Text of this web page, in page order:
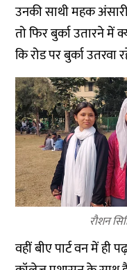
उनकी साथी महक
तो फिर बुर्का उतारने
कि रोड पर बुर्का
रौशन
वहीं बीए पार्ट वन में ही